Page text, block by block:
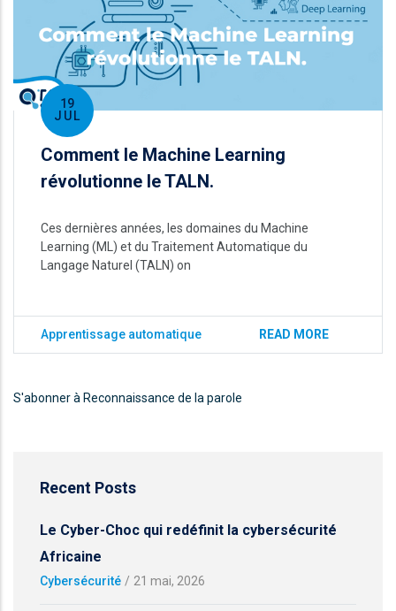
19
JUL
Comment le Machine Learning
révolutionne le TALN.
Ces dernières années, les domaines du Machine
Learning (ML) et du Traitement Automatique du
Langage Naturel (TALN) on
Apprentissage automatique READ MORE
S'abonner à Reconnaissance de la parole
Recent Posts
Le Cyber-Choc qui redéfinit la cybersécurité
Africaine
Cybersécurité / 21 mai, 2026